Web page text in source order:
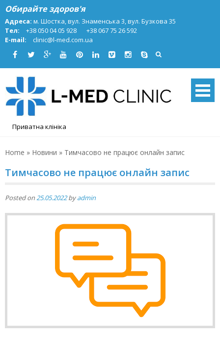
Skip
content
Обирайте здоров'я
Адреса: м. Шостка, вул. Знаменська 3, вул. Бузкова 35
Тел:
+38 050 04 05 928
+38 067 75 26 592
E-mail:
clinic@l-med.com.ua
Приватна клініка
Home » Новини » Тимчасово не працює онлайн запис
Тимчасово не працює онлайн запис
Posted on25.05.2022byadmin